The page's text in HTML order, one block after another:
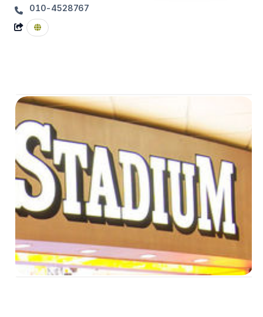
010-4528767